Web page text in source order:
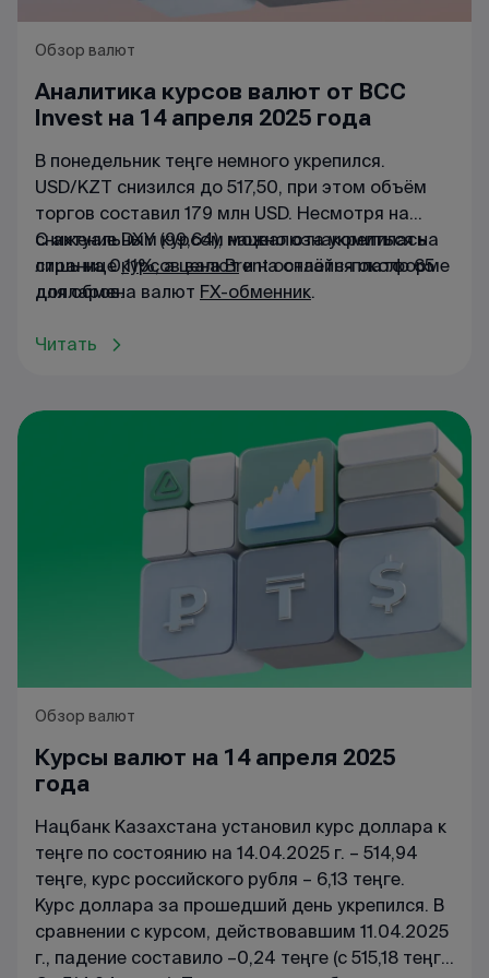
Обзор валют
Аналитика курсов валют от BCC
Invest на 14 апреля 2025 года
В понедельник теңге немного укрепился.
USD/KZT снизился до 517,50, при этом объём
торгов составил 179 млн USD. Несмотря на
снижение DXY (99,64), нацвалюта укрепилась
лишь на 0,11%, а цена Brent остаётся около 65
долларов.
С актуальным курсом можно ознакомиться на
страницекурсов валюти на онлайн-платформе
для обмена валют FX-обменник.
Читать
Обзор валют
Курсы валют на 14 апреля 2025
года
Нацбанк Казахстана установил курс доллара к
теңге по состоянию на 14.04.2025 г. – 514,94
теңге, курс российского рубля – 6,13 теңге.
Курс доллара за прошедший день укрепился. В
сравнении с курсом, действовавшим 11.04.2025
г., падение составило –0,24 теңге (с 515,18 теңге